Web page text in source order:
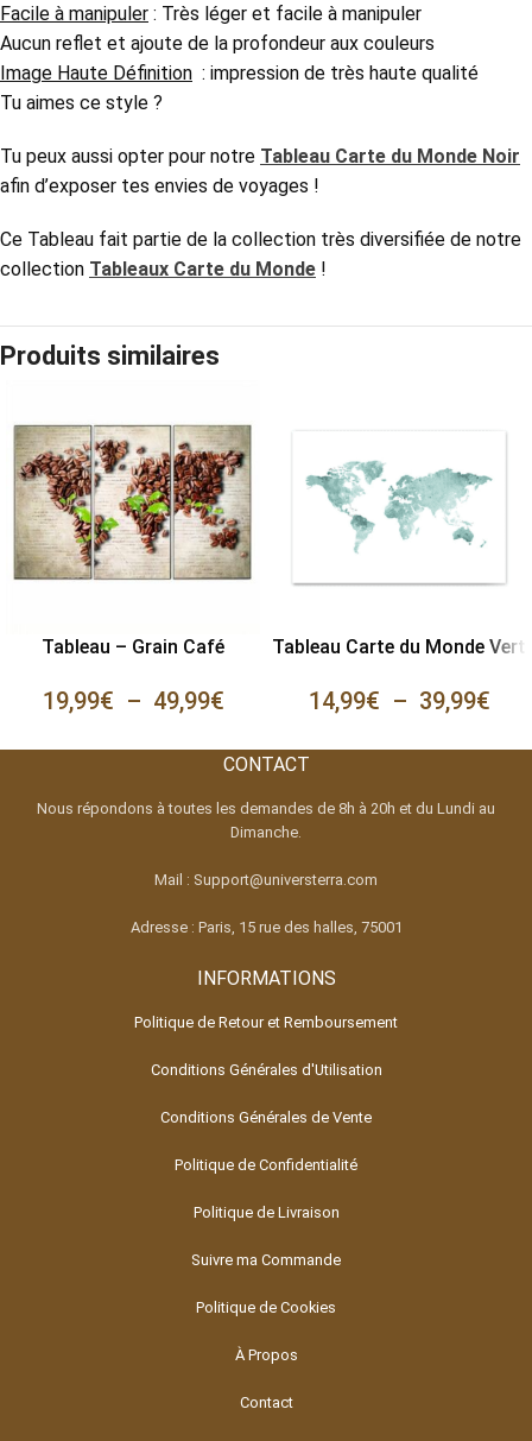
Facile à manipuler : Très léger et facile à manipuler
Aucun reflet et ajoute de la profondeur aux couleurs
Image Haute Définition : impression de très haute qualité
Tu aimes ce style ?
Tu peux aussi opter pour notre Tableau Carte du Monde Noir
afin d’exposer tes envies de voyages !
Ce Tableau fait partie de la collection très diversifiée de notre
collection Tableaux Carte du Monde !
Produits similaires
Tableau – Grain Café
19,99€ – 49,99€
Tableau Carte du Monde Vert
14,99€ – 39,99€
CONTACT
Nous répondons à toutes les demandes de 8h à 20h et du Lundi au
Dimanche.
Mail : Support@universterra.com
Adresse : Paris, 15 rue des halles, 75001
INFORMATIONS
Politique de Retour et Remboursement
Conditions Générales d'Utilisation
Conditions Générales de Vente
Politique de Confidentialité
Politique de Livraison
Suivre ma Commande
Politique de Cookies
À Propos
Contact